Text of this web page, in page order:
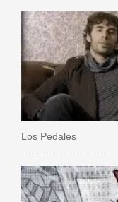
Los Pedales